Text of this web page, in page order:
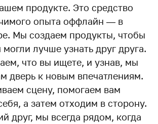
продукте. Это средство
опыта оффлайн — в
Мы создаем продукты, чтобы
могли лучше узнать друг друга.
что вы ищете, и узнав, мы
дверь к новым впечатлениям.
сцену, помогаем вам
а затем отходим в сторону.
друг, мы всегда рядом, когда